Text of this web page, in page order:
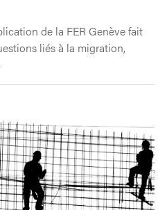
de la FER Genève fait
liés à la migration,